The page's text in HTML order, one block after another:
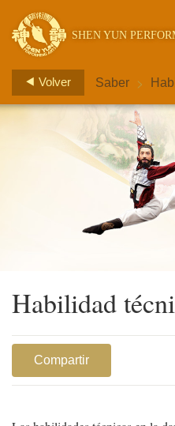
SHEN YUN
Volver Saber >
Habilidad
Compartir